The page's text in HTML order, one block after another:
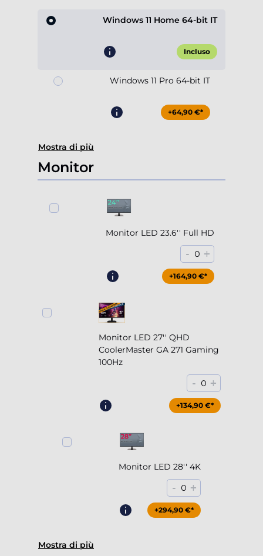
Windows 11 Home 64-bit IT
Incluso
Windows 11 Pro 64-bit IT
+64,90 €*
Mostra di più
Monitor
Monitor LED 23.6'' Full HD
- 0 +
+164,90 €*
Monitor LED 27'' QHD
CoolerMaster GA 271 Gaming
100Hz
- 0 +
+204,90 €*
+134,90 €*
Monitor LED 28'' 4K
- 0 +
+294,90 €*
Mostra di più